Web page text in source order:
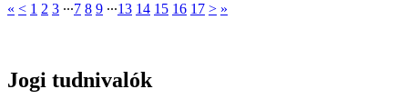
« < 1 2 3 ∙∙∙7 8 9 ∙∙∙13 14 15 16 17 > »
Jogi tudnivalók